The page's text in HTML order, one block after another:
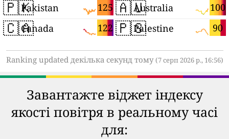
🇵🇰 125
Pakistan
🇨🇦 122
Canada
🇦🇺 100
Australia
🇵🇸 90
Palestine
Ranking updated декілька секунд тому(7 серп 2026 р., 16:56)
Завантажте віджет індексу
якості повітря в реальному часі
для: